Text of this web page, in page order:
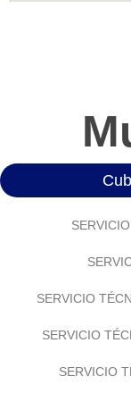
SERVICIO
SERVICIO
SERVICIO